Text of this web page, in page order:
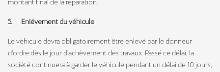
montant final de la réparation.
5. EnIévement du véhicule
Le véhicule devra obligatoirement être enlevé par le donneur
d'ordre dès le jour d'achèvement des travaux. Passé ce délai, la
société continuera à garder le véhicule pendant un délai de 10 jours,